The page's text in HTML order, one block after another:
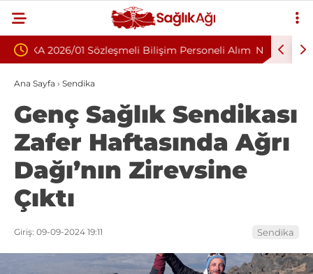
Alım Nükleoplasti mi, Ameliyat mı? Bel ve Boyun
Fıtığında Doğru Tedavi Seçimi
Ana Sayfa › Sendika
Genç Sağlık Sendikası
Zafer Haftasında Ağrı
Dağı’nın Zirevsine
Çıktı
Giriş: 09-09-2024 19:11 Sendika